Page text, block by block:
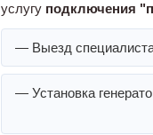
услугу подключения
— Выезд
— Установка